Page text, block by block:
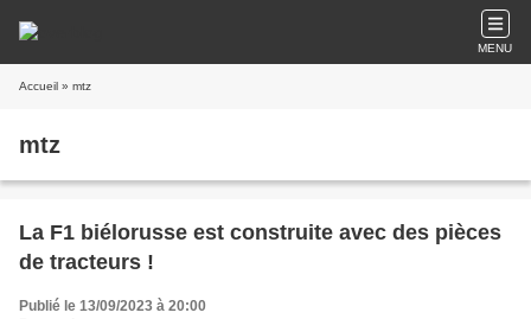
MENU
Accueil » mtz
mtz
La F1 biélorusse est construite avec des pièces
de tracteurs !
Publié le 13/09/2023 à 20:00